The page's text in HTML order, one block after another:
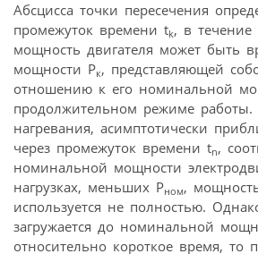
Абсцисса точки пересечения
промежуток времени tk, в течение
мощность двигателя может быть
мощности Рк, представляющей
отношению к его номинальной
продолжительном режиме работы.
нагревания, асимптотически
через промежуток времени tn,
номинальной мощности
нагрузках, меньших Рном,
используется не полностью.
загружается до номинальной
относительно короткое время, то